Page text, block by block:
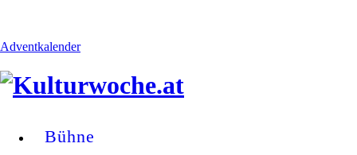
Adventkalender
Bühne